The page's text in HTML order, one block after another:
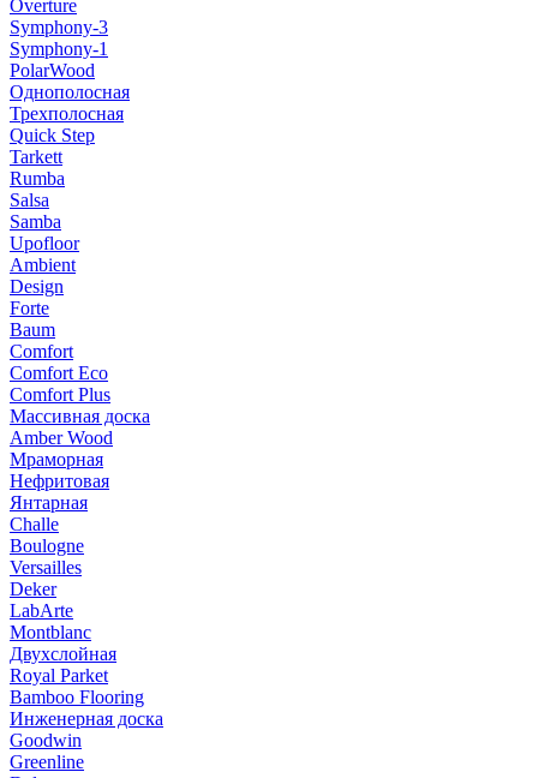
Overture
Symphony-3
Symphony-1
PolarWood
Однополосная
Трехполосная
Quick Step
Tarkett
Rumba
Salsa
Samba
Upofloor
Ambient
Design
Forte
Baum
Comfort
Comfort Eco
Comfort Plus
Массивная доска
Amber Wood
Мраморная
Нефритовая
Янтарная
Challe
Boulogne
Versailles
Deker
LabArte
Montblanc
Двухслойная
Royal Parket
Bamboo Flooring
Инженерная доска
Goodwin
Greenline